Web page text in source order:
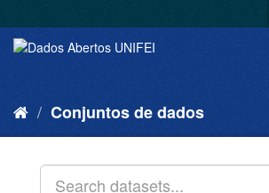
Conjuntos de dados